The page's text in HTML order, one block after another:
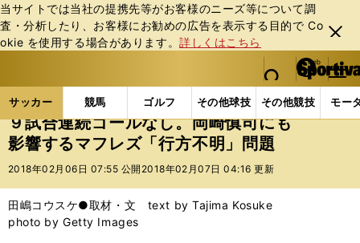
当サイトでは当社の提携先等がお客様のニーズ等について調
査・分析したり、お客様にお勧めの広告を表⽰する⽬的で Co
okie を使⽤する場合があります。詳しくはこちら
閉じ
る
web Sportiva (webスポルティーバ)
検索
マイペ
ー
ジ
メニュ
サッカー 競馬 ゴルフ その他球技 その他競技 モー
ス
ポ
ル
バ
サッカーの記事一覧 海外サッカー 海外サッカー
９試合連続ゴールなし。岡崎慎司にも
影響するマフレズ「行方不明」問題
2018年02月06日 07:55 公開 2018年02月07日 04:16 更新
田嶋コウスケ●取材・文 text by Tajima Kosuke
photo by Getty Images